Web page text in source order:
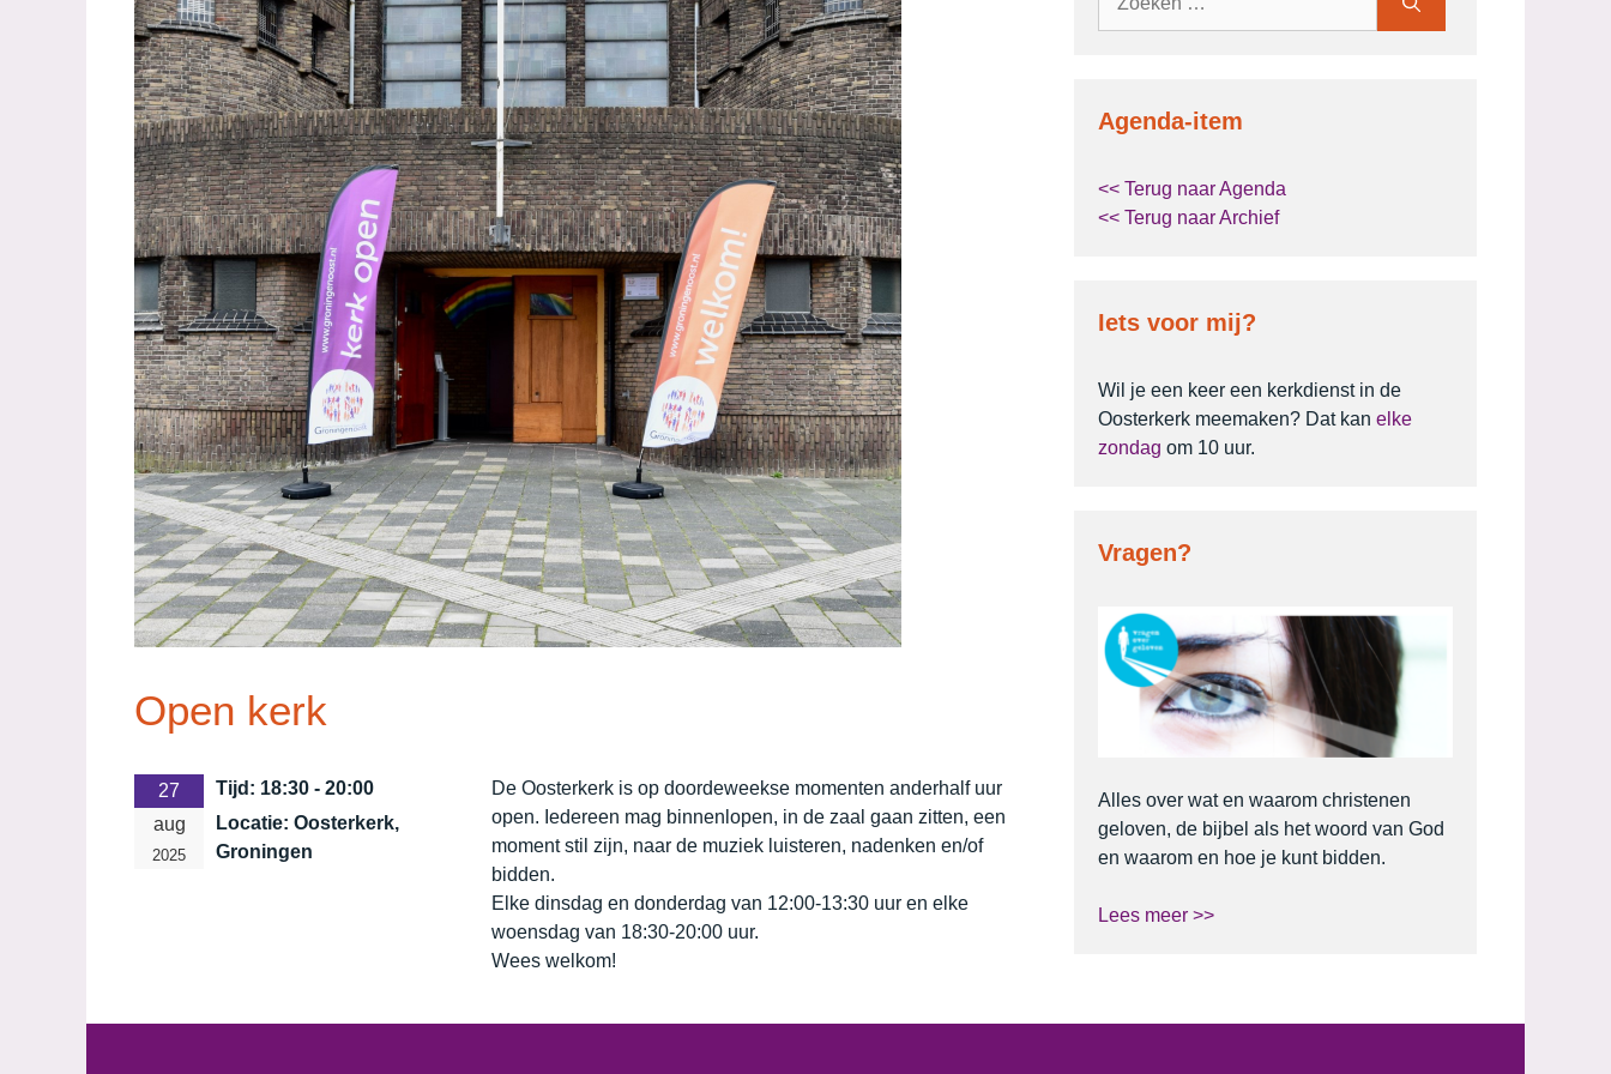
Open kerk
27
aug
2025
Tijd: 18:30 - 20:00
Locatie: Oosterkerk,
Groningen
De Oosterkerk is op doordeweekse momenten anderhalf uur
open. Iedereen mag binnenlopen, in de zaal gaan zitten, een
moment stil zijn, naar de muziek luisteren, nadenken en/of
bidden.
Elke dinsdag en donderdag van 12:00-13:30 uur en elke
woensdag van 18:30-20:00 uur.
Wees welkom!
Agenda-item
<< Terug naar Agenda
<< Terug naar Archief
Iets voor mij?
Wil je een keer een kerkdienst in de
Oosterkerk meemaken? Dat kan elke
zondag om 10 uur.
Vragen?
Alles over wat en waarom christenen
geloven, de bijbel als het woord van God
en waarom en hoe je kunt bidden.
Lees meer >>